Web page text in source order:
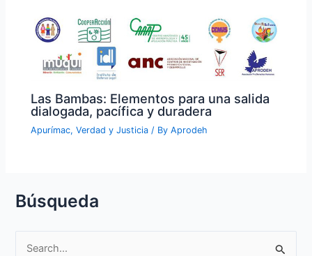
Las Bambas: Elementos para una salida
dialogada, pacífica y duradera
Apurímac,Verdad y Justicia / ByAprodeh
Búsqueda